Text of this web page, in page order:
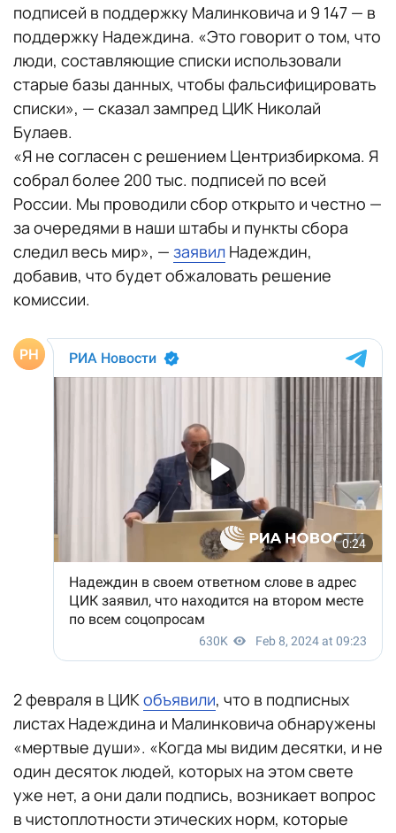
подписей в поддержку Малинковича и 9 147 — в
поддержку Надеждина. «Это говорит о том, что
люди, составляющие списки использовали
старые базы данных, чтобы фальсифицировать
списки», — сказал зампред ЦИК Николай
Булаев.
«Я не согласен с решением Центризбиркома. Я
собрал более 200 тыс. подписей по всей
России. Мы проводили сбор открыто и честно —
за очередями в наши штабы и пункты сбора
следил весь мир», — заявил Надеждин,
добавив, что будет обжаловать решение
комиссии.
2 февраля в ЦИКобъявили, что в подписных
листах Надеждина и Малинковича обнаружены
«мертвые души». «Когда мы видим десятки, и не
один десяток людей, которых на этом свете
уже нет, а они дали подпись, возникает вопрос
в чистоплотности этических норм, которые